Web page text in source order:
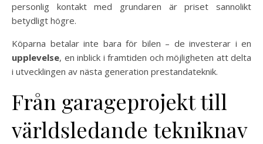
personlig kontakt med grundaren är priset sannolikt
betydligt högre.
Köparna betalar inte bara för bilen – de investerar i en
upplevelse, en inblick i framtiden och möjligheten att delta
i utvecklingen av nästa generation prestandateknik.
Från garageprojekt till
världsledande tekniknav